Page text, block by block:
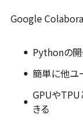
Google
Pythonの
簡単に他ユ
GPUやTPU
きる